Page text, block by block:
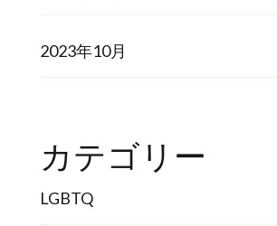
2023年10月
カテゴリー
LGBTQ